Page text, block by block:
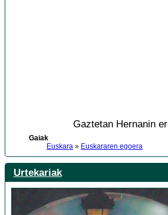
Gaztetan Hernanin
Gaiak
Euskara » Euskararen egoera
Urtekariak